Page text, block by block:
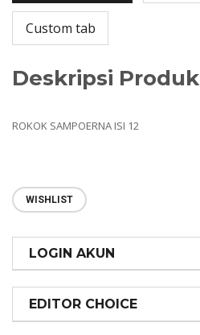
Custom tab
Deskripsi Produk
ROKOK SAMPOERNA ISI 12
WISHLIST
LOGIN AKUN
EDITOR CHOICE